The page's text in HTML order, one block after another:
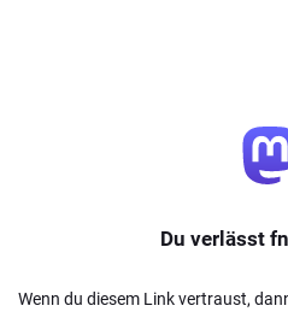
Du verlässt
Wenn du diesem Link vertraust,